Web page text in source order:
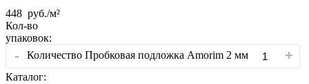
448 руб./м²
Кол-во
упаковок:
- Количество Пробковая подложка Amorim 2 мм +
Каталог: